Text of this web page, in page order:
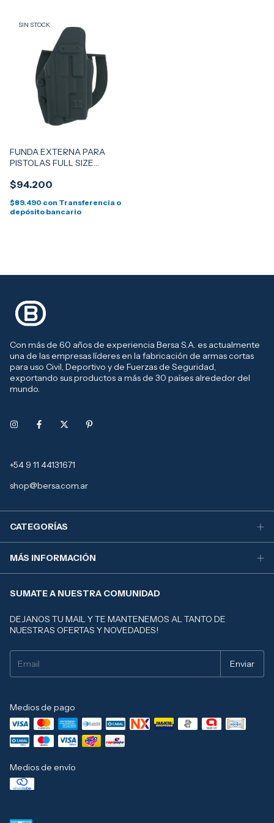
SIN STOCK
FUNDA EXTERNA PARA
PISTOLAS FULL SIZE
OLIGHT GRANDE - MODELOS
PL PRO
$94.200
$89.490 con Transferencia o
depósito bancario
Con más de 60 años de experiencia Bersa S.A. es actualmente
una de las empresas líderes en la fabricación de armas cortas
para uso Civil, Deportivo y de Fuerzas de Seguridad,
exportando sus productos a más de 30 países alrededor del
mundo.
+54 9 11 44131671
shop@bersa.com.ar
CATEGORÍAS
MÁS INFORMACIÓN
SUMATE A NUESTRA COMUNIDAD
DEJANOS TU MAIL Y TE MANTENEMOS AL TANTO DE
NUESTRAS OFERTAS Y NOVEDADES!
Medios de pago
Medios de envío